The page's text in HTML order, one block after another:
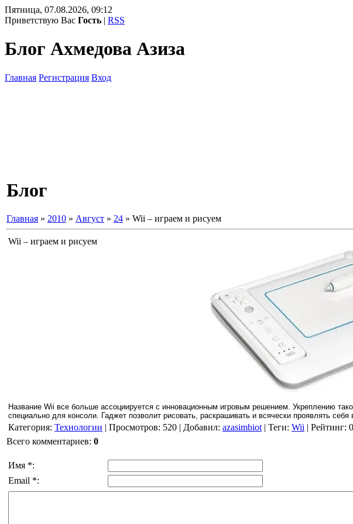
Пятница, 07.08.2026, 09:12
Приветствую Вас Гость | RSS
Блог Ахмедова Азиза
Главная Регистрация Вход
Блог
Главная » 2010 » Август » 24 » Wii – играем и рисуем
Wii – играем и рисуем
Название Wii все больше ассоциируется с инновационным игровым решением. Укреплению
специально для консоли. Гаджет позволит рисовать, раскрашивать и всячески проявлять
Категория: Технологии | Просмотров: 520 | Добавил: azasimbiot | Теги: Wii | Рейтинг:
Всего комментариев: 0
Имя *:
Email *: